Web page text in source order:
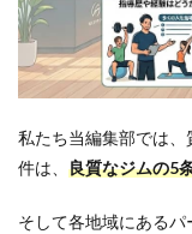
大丈
夫で
しょ
か？
6.2
れく
私たち当編集部では、
件は、 良質なジムの5
そして各地域にある